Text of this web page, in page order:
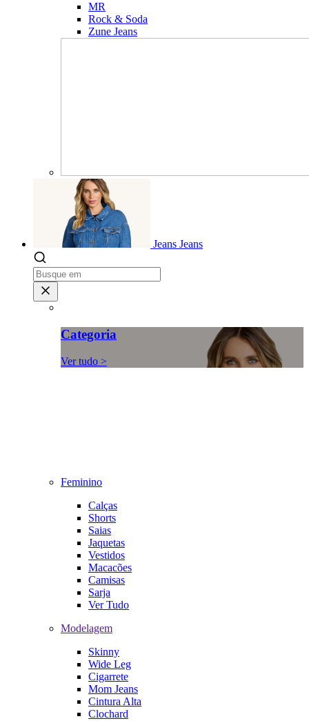
MR
Rock & Soda
Zune Jeans
Jeans Jeans
Categoria
Ver tudo >
Feminino
Calças
Shorts
Saias
Jaquetas
Vestidos
Macacões
Camisas
Sarja
Ver Tudo
Modelagem
Skinny
Wide Leg
Cigarrete
Mom Jeans
Cintura Alta
Clochard